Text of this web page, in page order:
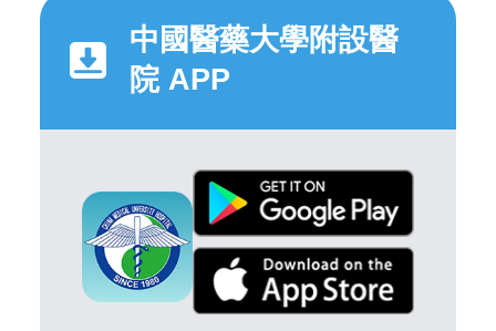
中國醫藥大學附設醫
院 APP